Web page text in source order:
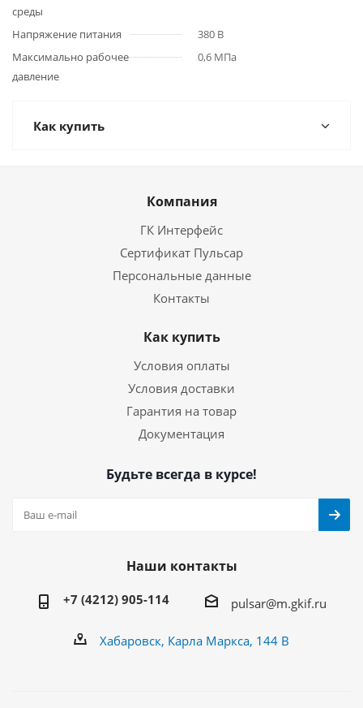
среды
Напряжение питания
380 В
Максимально рабочее
давление
0,6 МПа
Как купить
Компания
ГК Интерфейс
Сертификат Пульсар
Персональные данные
Контакты
Как купить
Условия оплаты
Условия доставки
Гарантия на товар
Документация
Будьте всегда в курсе!
Наши контакты
+7 (4212) 905-114 pulsar@m.gkif.ru
Хабаровск, Карла Маркса, 144 В